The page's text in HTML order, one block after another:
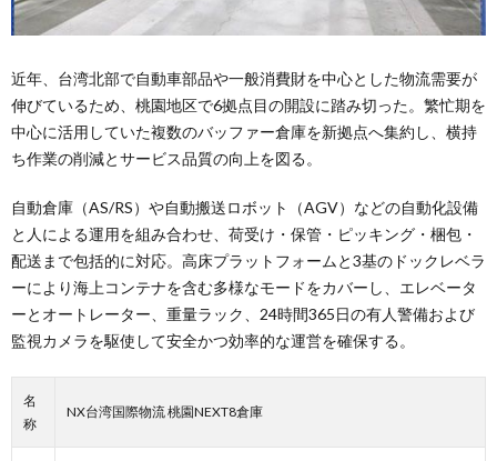
近年、台湾北部で自動車部品や一般消費財を中心とした物流需要が
伸びているため、桃園地区で6拠点目の開設に踏み切った。繁忙期を
中心に活用していた複数のバッファー倉庫を新拠点へ集約し、横持
ち作業の削減とサービス品質の向上を図る。
自動倉庫（AS/RS）や自動搬送ロボット（AGV）などの自動化設備
と人による運用を組み合わせ、荷受け・保管・ピッキング・梱包・
配送まで包括的に対応。高床プラットフォームと3基のドックレベラ
ーにより海上コンテナを含む多様なモードをカバーし、エレベータ
ーとオートレーター、重量ラック、24時間365日の有人警備および
監視カメラを駆使して安全かつ効率的な運営を確保する。
名
称
NX台湾国際物流 桃園NEXT8倉庫